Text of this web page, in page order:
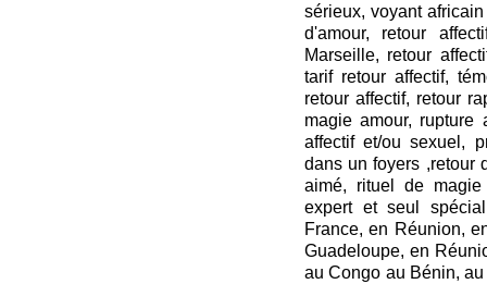
sérieux, voyant
d'amour, retour
Marseille, retour
tarif retour affectif,
retour affectif, retour
magie amour, rupture
affectif et/ou sexuel,
dans un foyers ,retour
aimé, rituel de magie
expert et seul
France, en Réunion,
Guadeloupe, en
au Congo au Bénin,